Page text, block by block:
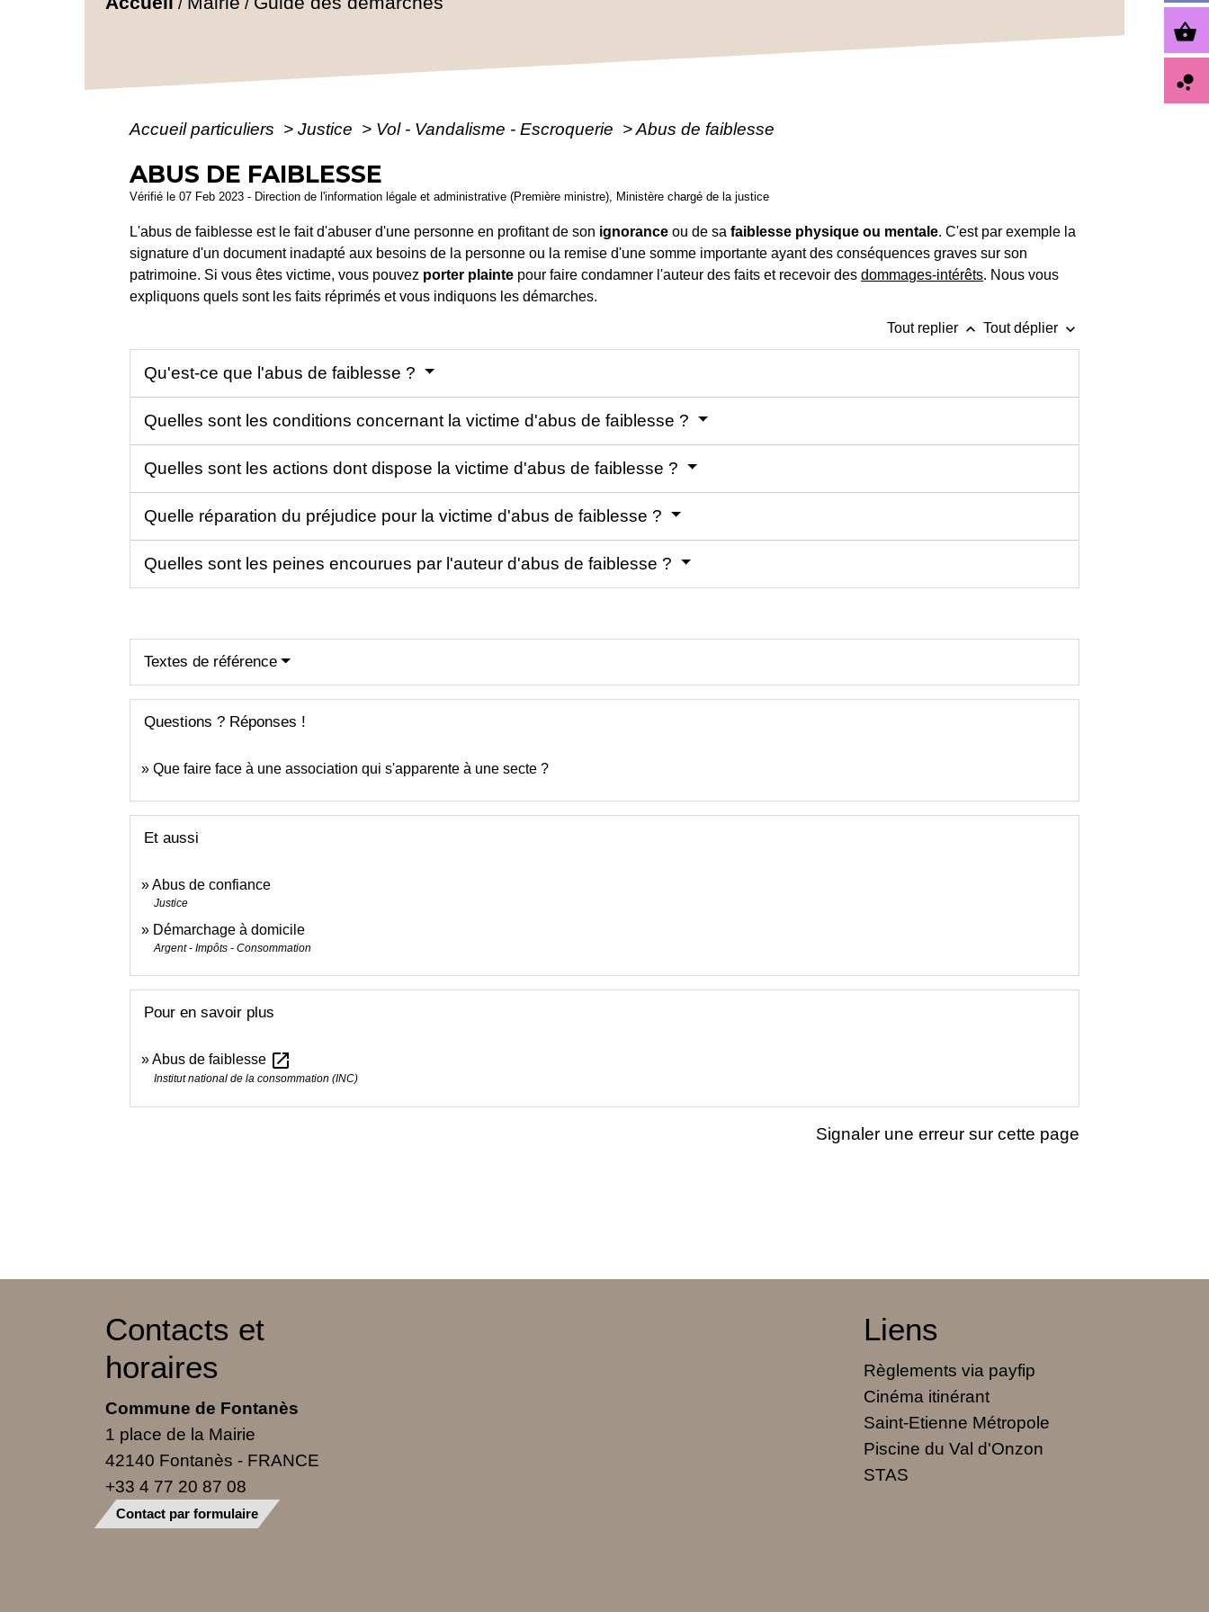
Accueil particuliers > Justice > Vol - Vandalisme - Escroquerie >Abus de faiblesse
ABUS DE FAIBLESSE
Vérifié le 07 Feb 2023 - Direction de l'information légale et administrative (Première ministre), Ministère chargé de la justice
L'abus de faiblesse est le fait d'abuser d'une personne en profitant de son ignorance ou de safaiblesse physique ou mentale. C'est par exemple la
signature d'un document inadapté aux besoins de la personne ou la remise d'une somme importante ayant des conséquences graves sur son
patrimoine. Si vous êtes victime, vous pouvez porter plainte pour faire condamner l'auteur des faits et recevoir desdommages-intérêts. Nous vous
expliquons quels sont les faits réprimés et vous indiquons les démarches.
Tout replier keyboard_arrow_up Tout déplier keyboard_arrow_down
Qu'est-ce que l'abus de faiblesse ?
Quelles sont les conditions concernant la victime d'abus de faiblesse ?
Quelles sont les actions dont dispose la victime d'abus de faiblesse ?
Quelle réparation du préjudice pour la victime d'abus de faiblesse ?
Quelles sont les peines encourues par l'auteur d'abus de faiblesse ?
Textes de référence
Questions ? Réponses !
Que faire face à une association qui s'apparente à une secte ?
Et aussi
Abus de confiance
Justice
Démarchage à domicile
Argent - Impôts - Consommation
Pour en savoir plus
Abus de faiblesse open_in_new
Institut national de la consommation (INC)
Signaler une erreur sur cette page
shopping_basket
bubble_chart
Contacts et
horaires
Commune de Fontanès
1 place de la Mairie
42140 Fontanès - FRANCE
+33 4 77 20 87 08
Contact par formulaire
Liens
Règlements via payfip
Cinéma itinérant
Saint-Etienne Métropole
Piscine du Val d'Onzon
STAS